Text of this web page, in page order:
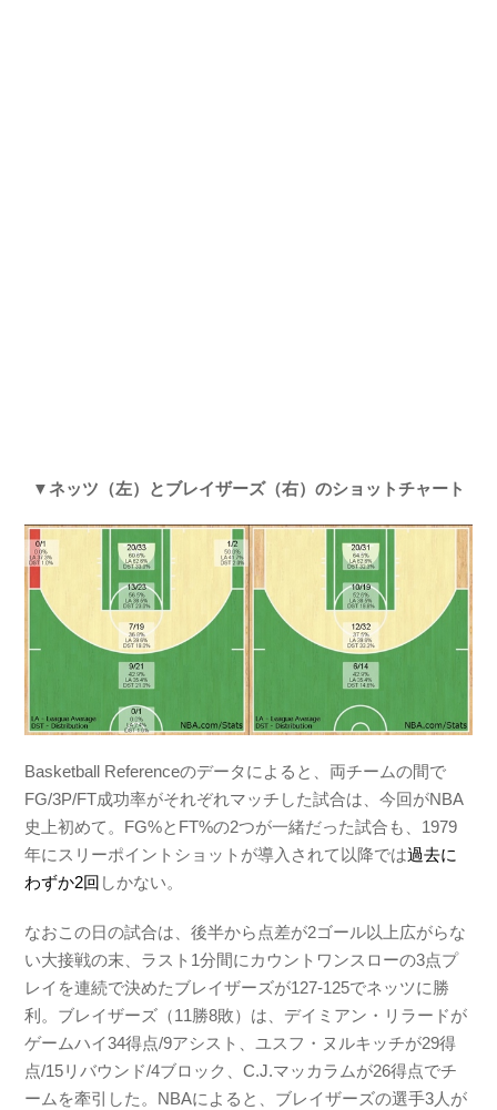
▼ネッツ（左）とブレイザーズ（右）のショットチャート
Basketball Referenceのデータによると、両チームの間で
FG/3P/FT成功率がそれぞれマッチした試合は、今回がNBA
史上初めて。FG%とFT%の2つが一緒だった試合も、1979
年にスリーポイントショットが導入されて以降では過去に
わずか2回 しかない。
なおこの日の試合は、後半から点差が2ゴール以上広がらな
い大接戦の末、ラスト1分間にカウントワンスローの3点プ
レイを連続で決めたブレイザーズが127-125でネッツに勝
利。ブレイザーズ（11勝8敗）は、デイミアン・リラードが
ゲームハイ34得点/9アシスト、ユスフ・ヌルキッチが29得
点/15リバウンド/4ブロック、C.J.マッカラムが26得点でチ
ームを牽引した。NBAによると、ブレイザーズの選手3人が